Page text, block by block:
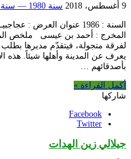
9 أغسطس، 2018 سنة 1980 — سنة 1989
السنة : 1986 عنوان العرض :
المخرج : أحمد بن عيسى ملخص
لفرقة متجولة، فيتقدّم مديرها بطلب
يعرف عن المدينة وأهلها شيئاً. هذه
بأصدقائهم …
أكمل القراءة »
شاركها
Facebook
Twitter
جيلالي زين الهدات